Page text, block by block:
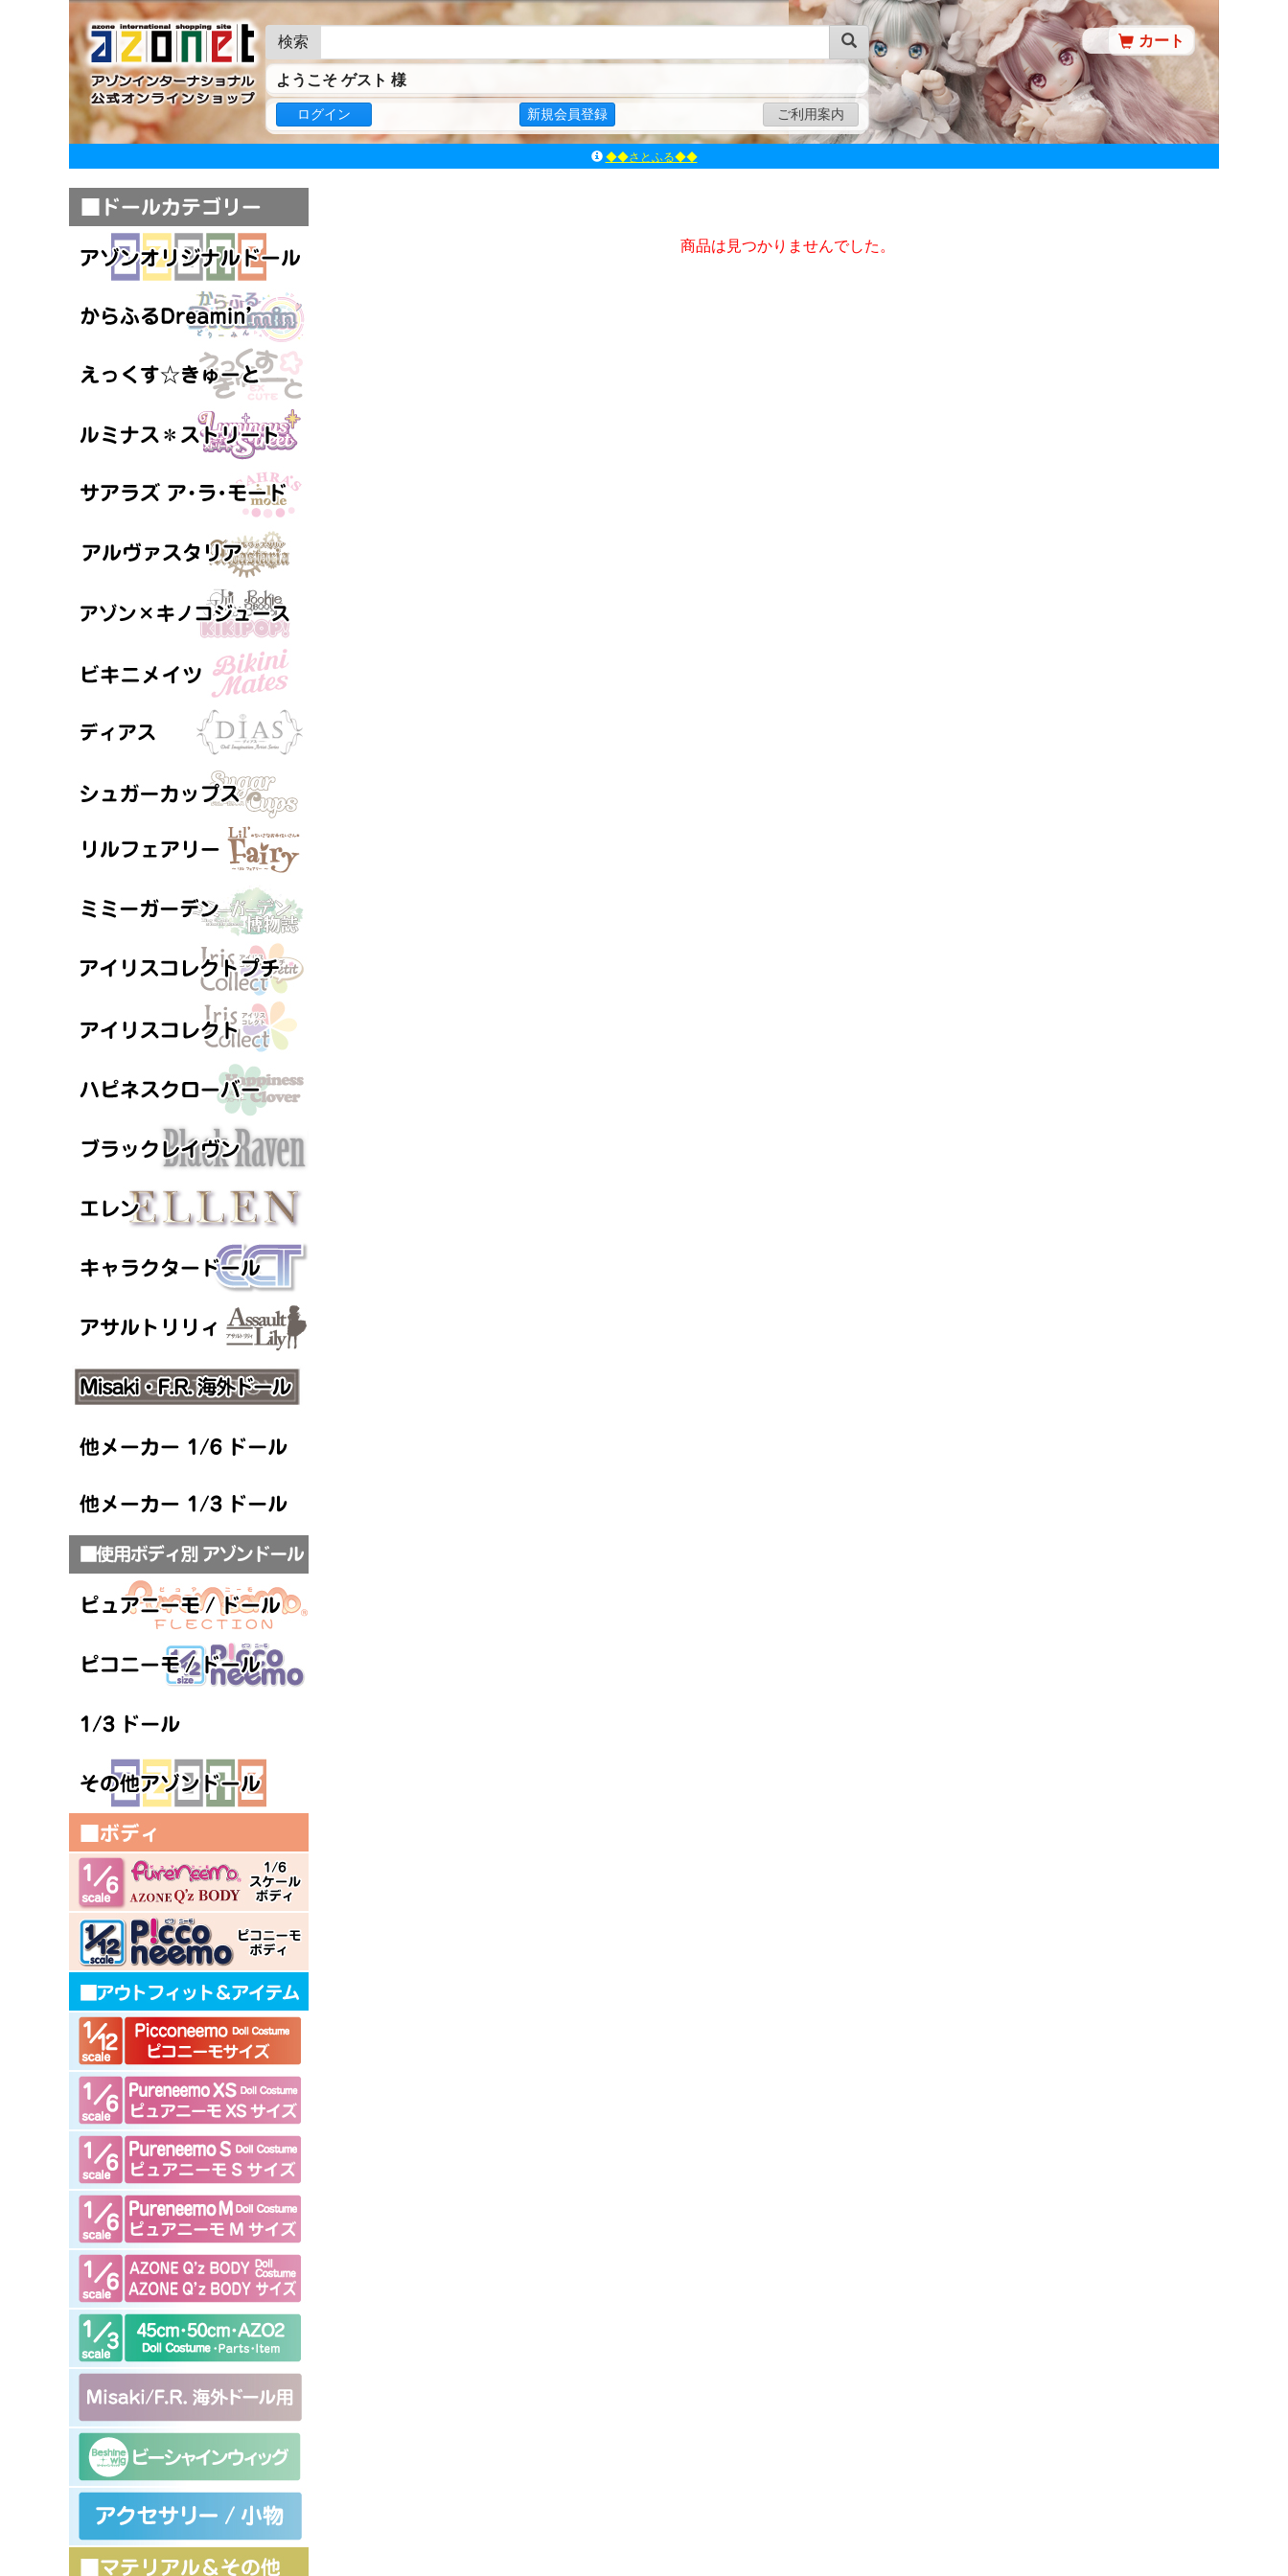
検索
ようこそ ゲスト 様
ログイン 新規会員登録 ご利用案内
カート
◆◆さとふる◆◆
よくあるご質問（Q&A）
商品は見つかりませんでした。